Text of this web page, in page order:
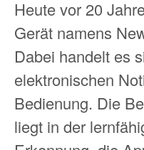
Heute vor 20
Gerät namens
Dabei handelt es
elektronischen
Bedienung. Die
liegt in der